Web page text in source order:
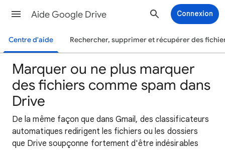
Aide Google Drive Connexion
Centre d'aide Rechercher, supprimer et récupérer des
Marquer ou ne plus marquer
des fichiers comme spam dans
Drive
De la même façon que dans Gmail, des classificateurs
automatiques redirigent les fichiers ou les dossiers
que Drive soupçonne fortement d'être indésirables